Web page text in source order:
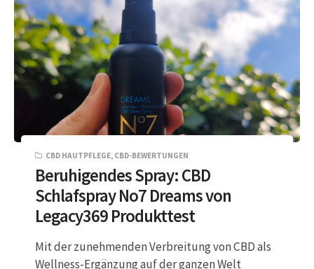
CBD HAUTPFLEGE, CBD-BEWERTUNGEN
Beruhigendes Spray: CBD
Schlafspray No7 Dreams von
Legacy369 Produkttest
Mit der zunehmenden Verbreitung von CBD als
Wellness-Ergänzung auf der ganzen Welt